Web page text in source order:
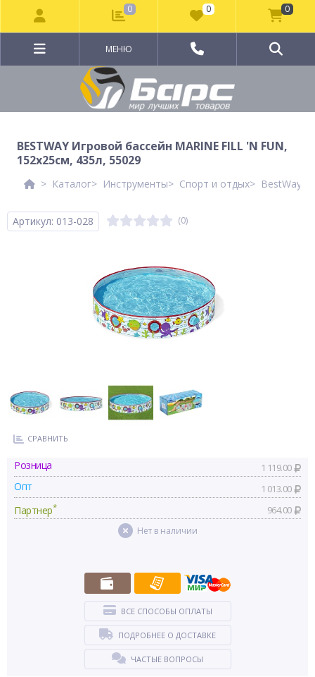
МЕНЮ
BESTWAY Игровой бассейн MARINE FILL 'N FUN,
152х25см, 435л, 55029
Каталог Инструменты Спорт и отдых BestWay
Артикул: 013-028 (0)
СРАВНИТЬ
Розница 1 119.00
Опт 1 013.00
Партнер* 964.00
Нет в наличии
ВСЕ СПОСОБЫ ОПЛАТЫ
ПОДРОБНЕЕ О ДОСТАВКЕ
ЧАСТЫЕ ВОПРОСЫ
0 0 0